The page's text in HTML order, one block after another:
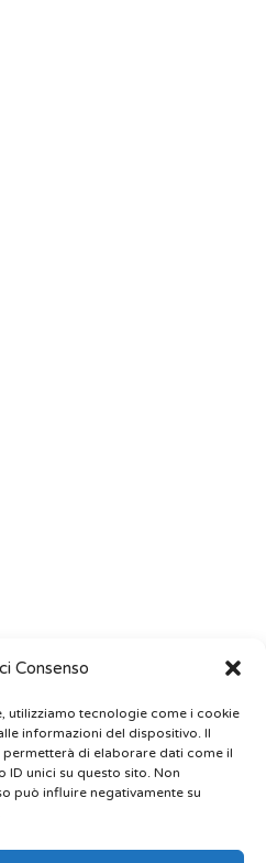
Consenso
utilizziamo tecnologie come i cookie
informazioni del dispositivo. Il
di elaborare dati come il
unici su questo sito. Non
può influire negativamente su